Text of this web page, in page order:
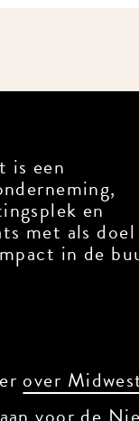
is een
en
met als doel
in de
over